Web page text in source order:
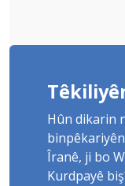
Hûn dikarin
Îranê, ji bo
Kurdpayê